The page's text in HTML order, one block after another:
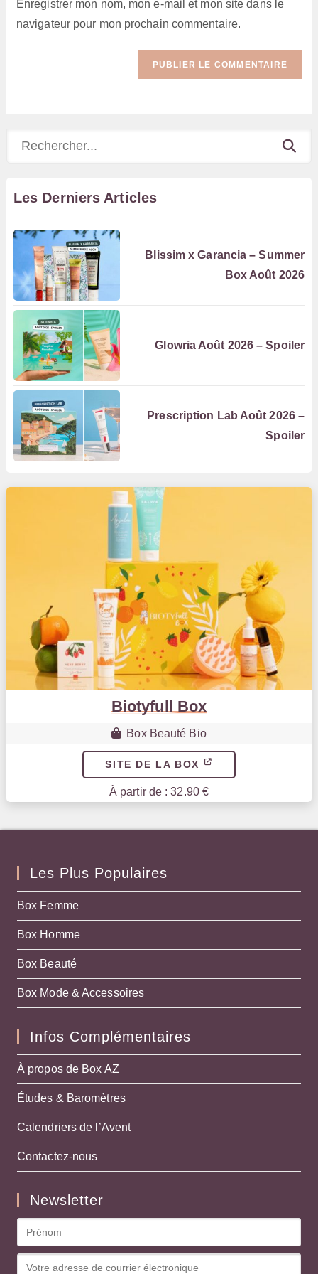
site
(facultatif)
Enregistrer mon nom, mon e-mail et mon site dans le
navigateur pour mon prochain commentaire.
Les Derniers Articles
Blissim x Garancia – Summer
Box Août 2026
Glowria Août 2026 – Spoiler
Prescription Lab Août 2026 –
Spoiler
Biotyfull Box
Box Beauté Bio
SITE DE LA BOX
À partir de : 32.90 €
Les Plus Populaires
Box Femme
Box Homme
Box Beauté
Box Mode & Accessoires
Infos Complémentaires
À propos de Box AZ
Études & Baromètres
Calendriers de l’Avent
Contactez-nous
Newsletter